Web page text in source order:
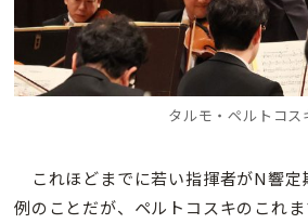
タルモ・ペルトコス
これほどまでに若い指揮者がN響定
例のことだが、ペルトコスキのこれ